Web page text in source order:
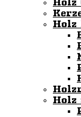
Holz
Holz
Holz